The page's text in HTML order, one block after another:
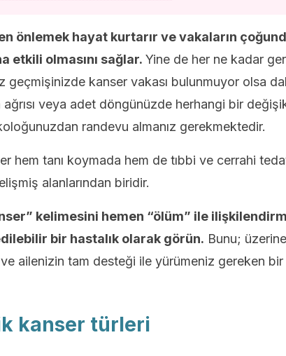
önlemek hayat kurtarır ve vakaların
etkili olmasını sağlar. Yine de her ne kadar
geçmişinizde kanser vakası bulunmuyor olsa
ağrısı veya adet döngünüzde herhangi bir
randevu almanız gerekmektedir.
hem tanı koymada hem de tıbbi ve cerrahi
alanlarından biridir.
kelimesini hemen “ölüm” ile
bir hastalık olarak görün. Bunu;
ailenizin tam desteği ile yürümeniz gereken
kanser türleri